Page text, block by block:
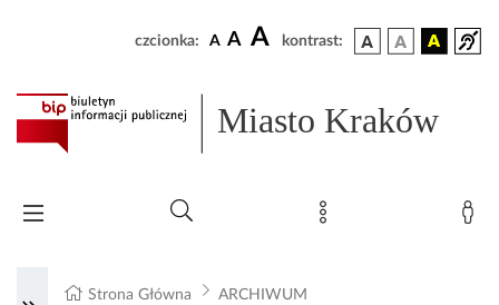
czcionka: A A A kontrast:
Miasto Kraków
Strona Główna
ARCHIWUM